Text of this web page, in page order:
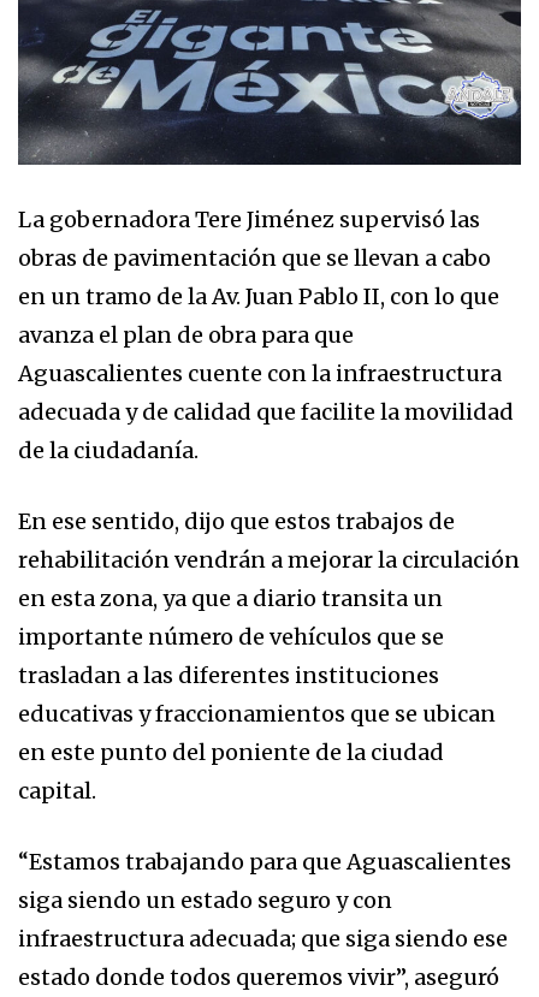
La gobernadora Tere Jiménez supervisó las
obras de pavimentación que se llevan a cabo
en un tramo de la Av. Juan Pablo II, con lo que
avanza el plan de obra para que
Aguascalientes cuente con la infraestructura
adecuada y de calidad que facilite la movilidad
de la ciudadanía.
En ese sentido, dijo que estos trabajos de
rehabilitación vendrán a mejorar la circulación
en esta zona, ya que a diario transita un
importante número de vehículos que se
trasladan a las diferentes instituciones
educativas y fraccionamientos que se ubican
en este punto del poniente de la ciudad
capital.
“Estamos trabajando para que Aguascalientes
siga siendo un estado seguro y con
infraestructura adecuada; que siga siendo ese
estado donde todos queremos vivir”, aseguró